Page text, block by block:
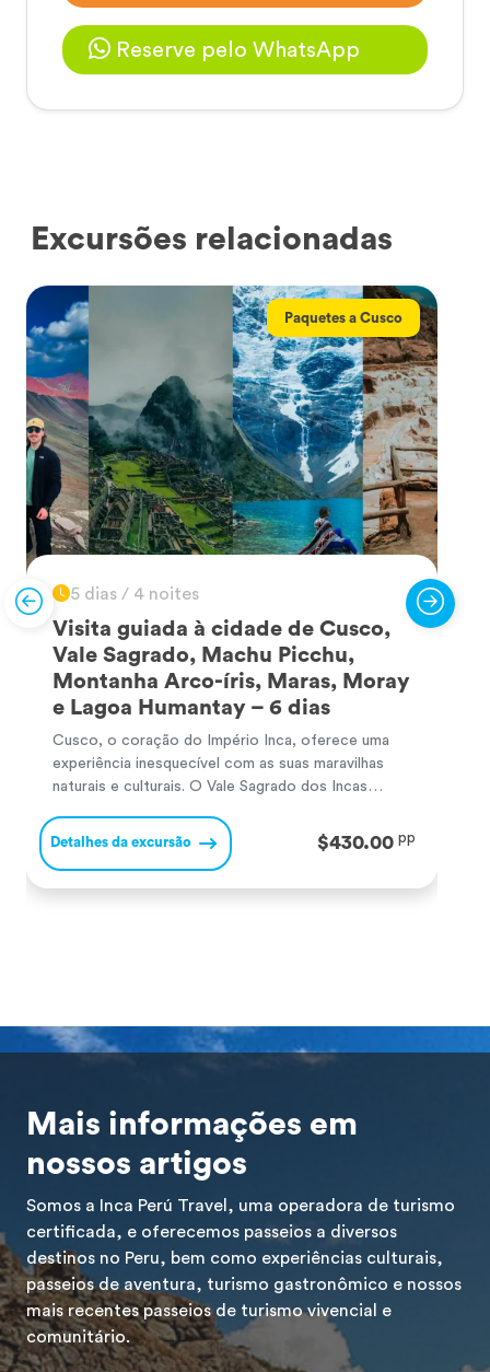
Reserve pelo WhatsApp
Excursões relacionadas
Paquetes a Cusco
5 dias / 4 noites
Visita guiada à cidade de Cusco,
Vale Sagrado, Machu Picchu,
Montanha Arco-íris, Maras, Moray
e Lagoa Humantay – 6 dias
Cusco, o coração do Império Inca, oferece uma
experiência inesquecível com as suas maravilhas
naturais e culturais. O Vale Sagrado dos Incas
paisagens andinas. Machu Picchu, a famosa
cidadela inca, encanta com o seu misticismo e
Detalhes da excursão $430.00 pp
Mais informações em
nossos artigos
Somos a Inca Perú Travel, uma operadora de turismo
certificada, e oferecemos passeios a diversos
destinos no Peru, bem como experiências culturais,
passeios de aventura, turismo gastronômico e nossos
mais recentes passeios de turismo vivencial e
comunitário.